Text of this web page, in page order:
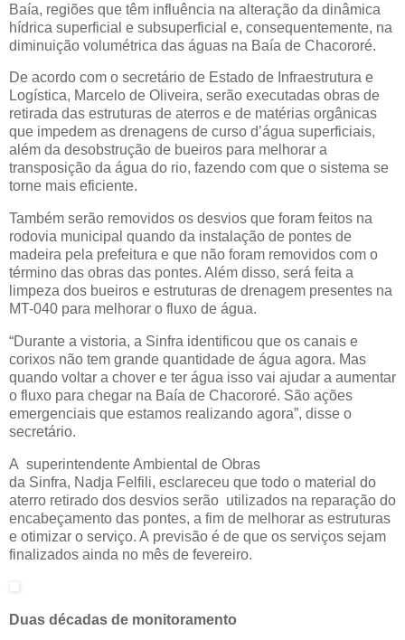
Baía, regiões que têm influência na alteração da dinâmica
hídrica superficial e subsuperficial e, consequentemente, na
diminuição volumétrica das águas na Baía de Chacororé.
De acordo com o secretário de Estado de Infraestrutura e
Logística, Marcelo de Oliveira, serão executadas obras de
retirada das estruturas de aterros e de matérias orgânicas
que impedem as drenagens de curso d’água superficiais,
além da desobstrução de bueiros para melhorar a
transposição da água do rio, fazendo com que o sistema se
torne mais eficiente.
Também serão removidos os desvios que foram feitos na
rodovia municipal quando da instalação de pontes de
madeira pela prefeitura e que não foram removidos com o
término das obras das pontes. Além disso, será feita a
limpeza dos bueiros e estruturas de drenagem presentes na
MT-040 para melhorar o fluxo de água.
“Durante a vistoria, a Sinfra identificou que os canais e
corixos não tem grande quantidade de água agora. Mas
quando voltar a chover e ter água isso vai ajudar a aumentar
o fluxo para chegar na Baía de Chacororé. São ações
emergenciais que estamos realizando agora”, disse o
secretário.
A superintendente Ambiental de Obras
da Sinfra, Nadja Felfili, esclareceu que todo o material do
aterro retirado dos desvios serão utilizados na reparação do
encabeçamento das pontes, a fim de melhorar as estruturas
e otimizar o serviço. A previsão é de que os serviços sejam
finalizados ainda no mês de fevereiro.
Duas décadas de monitoramento